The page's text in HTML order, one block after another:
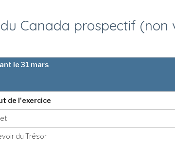
Canada prospectif (non
le 31 mars
de l'exercice
du Trésor